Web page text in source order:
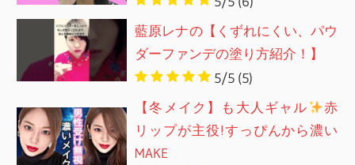
藍原レナの【くずれにくい、パウ
ダーファンデの塗り方紹介！】
5/5 (5)
【冬メイク】も大人ギャル
赤
リップが主役!すっぴんから濃い
MAKE